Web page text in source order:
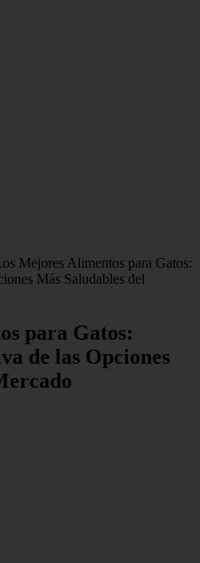
Mejores Alimentos para Gatos:
Más Saludables del
para Gatos:
de las Opciones